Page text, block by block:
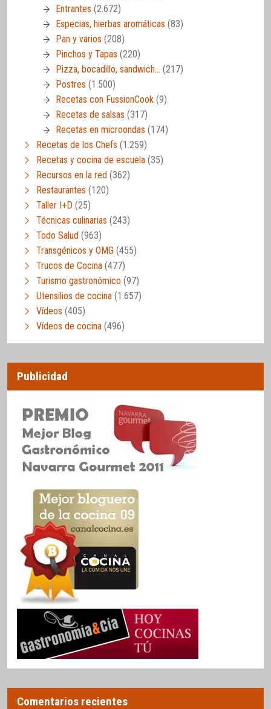
Entrantes (2.672)
Especias, hierbas aromáticas (83)
Pan y varios (208)
Pinchos y Tapas (220)
Pizza, bocadillo, sandwich… (217)
Postres (1.500)
Recetas con FussionCook (9)
Recetas de salsas (317)
Recetas en microondas (174)
Recetas de los Chefs (1.259)
Recetas y cocina de escuela (35)
Recursos en la red (362)
Restaurantes (120)
Taller I+D (25)
Técnicas culinarias (243)
Todo Salud (963)
Transgénicos y OMG (455)
Trucos de Cocina (477)
Turismo gastronómico (97)
Utensilios de cocina (1.657)
Vídeos (405)
Vídeos de cocina (496)
Publicidad
Comentarios recientes